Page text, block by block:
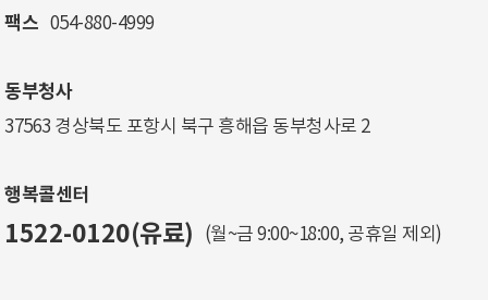
팩스 054-880-4999
동부청사
37563 경상북도 포항시 북구 흥해읍 동부청사로 2
행복콜센터
1522-0120(유료) (월~금 9:00~18:00, 공휴일 제외)